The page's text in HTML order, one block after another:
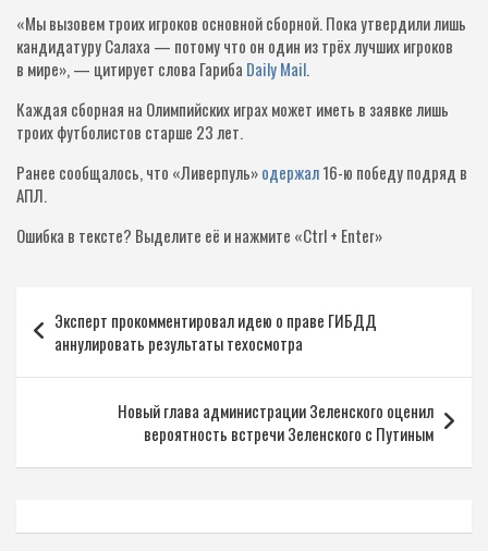
«Мы вызовем троих игроков основной сборной. Пока утвердили лишь
кандидатуру Салаха — потому что он один из трёх лучших игроков
в мире», — цитирует слова Гариба Daily Mail.
Каждая сборная на Олимпийских играх может иметь в заявке лишь
троих футболистов старше 23 лет.
Ранее сообщалось, что «Ливерпуль»одержал16-ю победу подряд в
АПЛ.
Ошибка в тексте? Выделите её и нажмите «Ctrl + Enter»
по
записям
Эксперт прокомментировал идею о праве ГИБДД
аннулировать результаты техосмотра
Новый глава администрации Зеленского оценил
вероятность встречи Зеленского с Путиным